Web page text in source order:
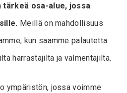
tärkeä osa-alue, jossa
Meillä on mahdollisuus
kun saamme palautetta
harrastajilta ja valmentajilta.
ympäristön, jossa voimme